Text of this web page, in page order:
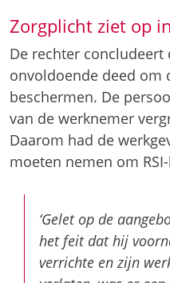
Zorgplicht ziet op
De rechter concludeert
onvoldoende deed om
beschermen. De
van de werknemer
Daarom had de
moeten nemen om
‘Gelet op de
het feit dat hij
verrichte en zijn